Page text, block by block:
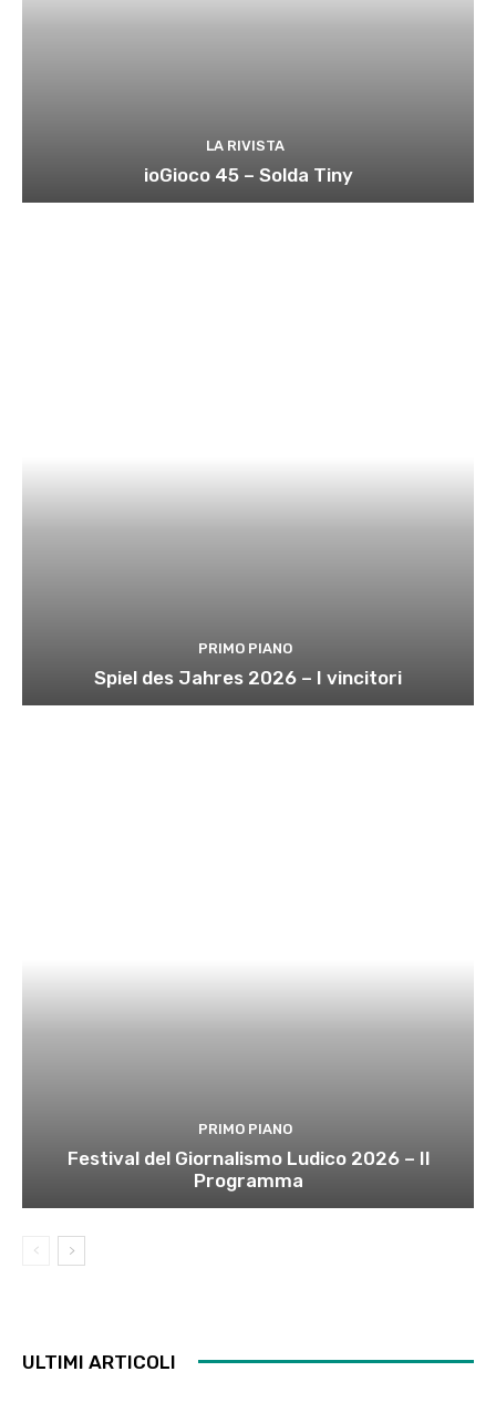
LA RIVISTA
ioGioco 45 – Solda Tiny
PRIMO PIANO
Spiel des Jahres 2026 – I vincitori
PRIMO PIANO
Festival del Giornalismo Ludico 2026 – Il
Programma
ULTIMI ARTICOLI